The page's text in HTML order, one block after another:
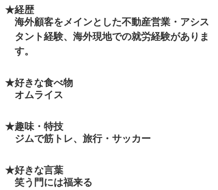
★経歴
海外顧客をメインとした不動産営業・アシス
タント経験、海外現地での就労経験がありま
す。
★好きな食べ物
オムライス
★趣味・特技
ジムで筋トレ、旅行・サッカー
★好きな言葉
笑う門には福来る